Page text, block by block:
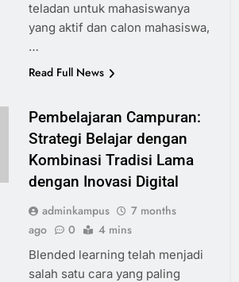
teladan untuk mahasiswanya
yang aktif dan calon mahasiswa,
…
Read Full News
Pembelajaran Campuran:
Strategi Belajar dengan
Kombinasi Tradisi Lama
dengan Inovasi Digital
adminkampus
7 months
ago
0 4 mins
Blended learning telah menjadi
salah satu cara yang paling